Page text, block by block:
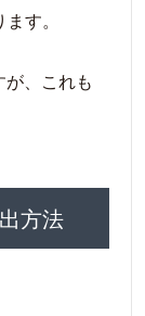
す。
、これも
方法